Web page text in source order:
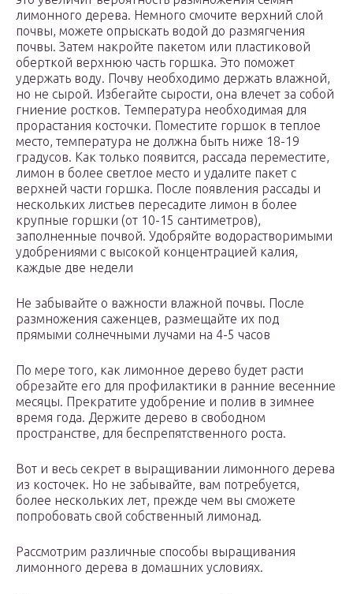
лимонного дерева. Немного смочите верхний слой
почвы, можете опрыскать водой до размягчения
почвы. Затем накройте пакетом или пластиковой
оберткой верхнюю часть горшка. Это поможет
удержать воду. Почву необходимо держать влажной,
но не сырой. Избегайте сырости, она влечет за собой
гниение ростков. Температура необходимая для
прорастания косточки. Поместите горшок в теплое
место, температура не должна быть ниже 18-19
градусов. Как только появится, рассада переместите,
лимон в более светлое место и удалите пакет с
верхней части горшка. После появления рассады и
нескольких листьев пересадите лимон в более
крупные горшки (от 10-15 сантиметров),
заполненные почвой. Удобряйте водорастворимыми
удобрениями с высокой концентрацией калия,
каждые две недели
Не забывайте о важности влажной почвы. После
размножения саженцев, размещайте их под
прямыми солнечными лучами на 4-5 часов
По мере того, как лимонное дерево будет расти
обрезайте его для профилактики в ранние весенние
месяцы. Прекратите удобрение и полив в зимнее
время года. Держите дерево в свободном
пространстве, для беспрепятственного роста.
Вот и весь секрет в выращивании лимонного дерева
из косточек. Но не забывайте, вам потребуется,
более нескольких лет, прежде чем вы сможете
попробовать свой собственный лимонад.
Рассмотрим различные способы выращивания
лимонного дерева в домашних условиях.